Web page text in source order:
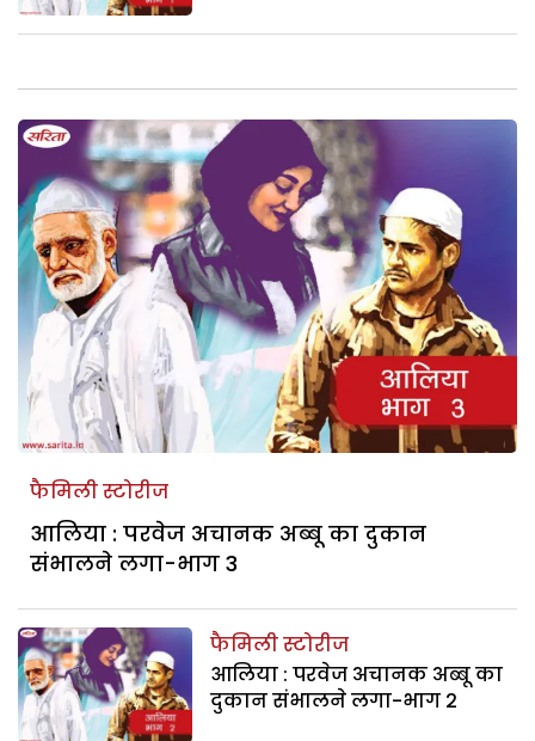
फैमिली स्टोरीज
आलिया : परवेज अचानक अब्बू का दुकान
संभालने लगा-भाग 3
फैमिली स्टोरीज
आलिया : परवेज अचानक अब्बू का
दुकान संभालने लगा-भाग 2